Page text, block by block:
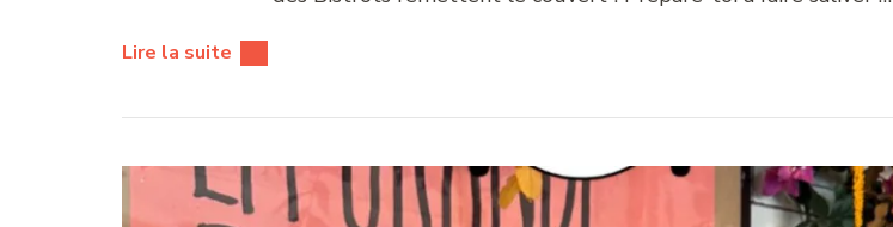
Lire la suite